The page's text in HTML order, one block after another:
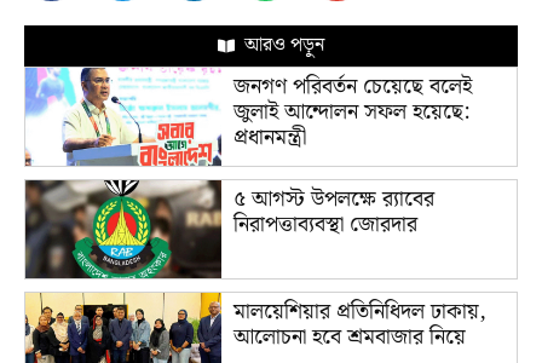
আরও পড়ুন
জনগণ পরিবর্তন চেয়েছে বলেই
জুলাই আন্দোলন সফল হয়েছে:
প্রধানমন্ত্রী
৫ আগস্ট উপলক্ষে র‌্যাবের
নিরাপত্তাব্যবস্থা জোরদার
মালয়েশিয়ার প্রতিনিধিদল ঢাকায়,
আলোচনা হবে শ্রমবাজার নিয়ে